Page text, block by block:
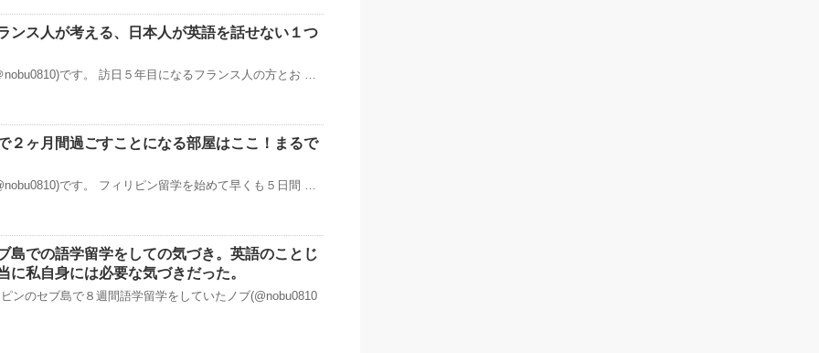
ンス人が考える、日本人が英語を話せない１つ
です。 訪日５年目になるフランス人の方とお …
２ヶ月間過ごすことになる部屋はここ！まるで
です。 フィリピン留学を始めて早くも５日間 …
島での語学留学をしての気づき。英語のことじ
に私自身には必要な気づきだった。
ンのセブ島で８週間語学留学をしていたノブ(@nobu0810